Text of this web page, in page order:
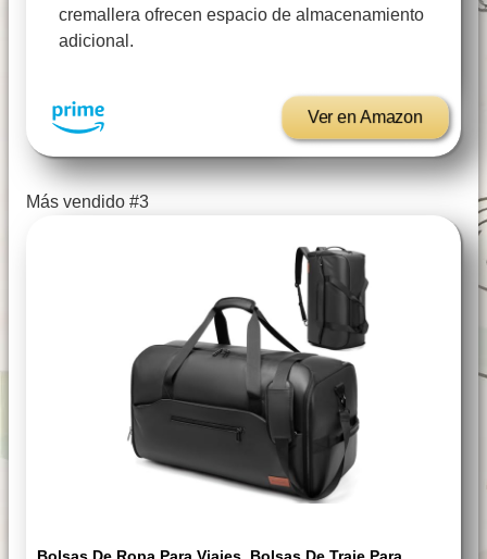
cremallera ofrecen espacio de almacenamiento
adicional.
Ver en Amazon
Más vendido #3